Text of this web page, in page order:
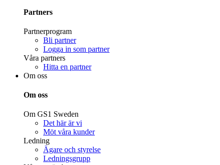
Partners
Partnerprogram
Bli partner
Logga in som partner
Våra partners
Hitta en partner
Om oss
Om oss
Om GS1 Sweden
Det här är vi
Möt våra kunder
Ledning
Ägare och styrelse
Ledningsgrupp